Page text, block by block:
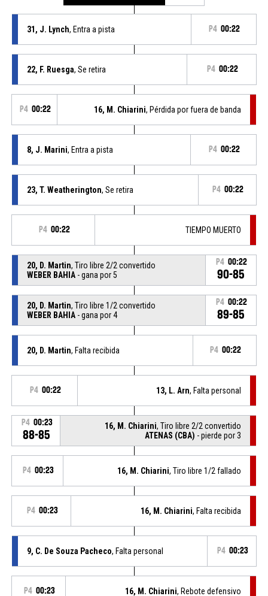
31, J. Lynch, Entra a pista P4 00:22
22, F. Ruesga, Se retira P4 00:22
P4 00:22 16, M. Chiarini, Pérdida por fuera de banda
8, J. Marini, Entra a pista P4 00:22
23, T. Weatherington, Se retira P4 00:22
P4 00:22 TIEMPO MUERTO
20, D. Martin, Tiro libre 2/2 convertido
WEBER BAHIA- gana por 5
P4 00:22
90-85
20, D. Martin, Tiro libre 1/2 convertido
WEBER BAHIA- gana por 4
P4 00:22
89-85
20, D. Martin, Falta recibida P4 00:22
P4 00:22 13, L. Arn, Falta personal
P4 00:23
88-85
16, M. Chiarini, Tiro libre 2/2 convertido
ATENAS (CBA) - pierde por 3
P4 00:23 16, M. Chiarini, Tiro libre 1/2 fallado
P4 00:23 16, M. Chiarini, Falta recibida
9, C. De Souza Pacheco, Falta personal P4 00:23
P4 00:23 16, M. Chiarini, Rebote defensivo